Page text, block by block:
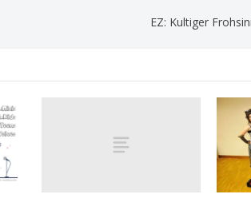
EZ: Kultiger